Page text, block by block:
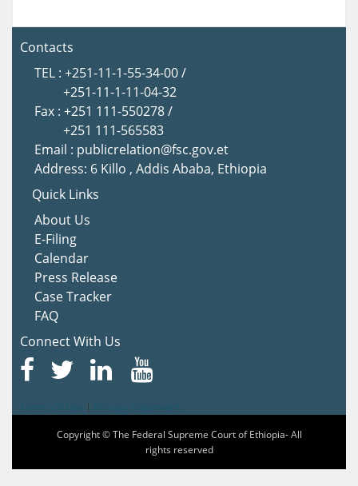
Contacts
TEL : +251-11-1-55-34-00 /
+251-11-1-11-04-32
Fax : +251 111-550278 /
+251 111-565583
Email : publicrelation@fsc.gov.et
Address: 6 Killo , Addis Ababa, Ethiopia
Quick Links
About Us
E-Filing
Calendar
Press Release
Case Tracker
FAQ
Connect With Us
|
Copyright © The Federal Supreme Court of Ethiopia- All
rights reserved